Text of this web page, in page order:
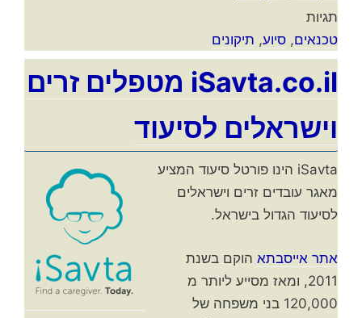
תגיות
טכנאים, סיוע, תיקונים
iSavta.co.il מטפלים זרים
וישראלים לסיעוד
iSavta הינו פורטל סיעוד המציע
מאגר עובדים זרים וישראלים
לסיעוד הגדול בישראל.
אתר אייסבתא הוקם בשנת
2011, ומאז מסייע ליותר מ
120,000 בני משפחה של